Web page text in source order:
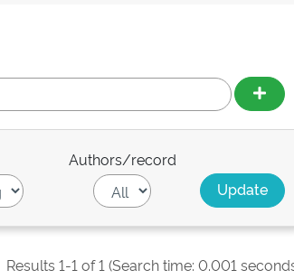
Authors/record
Results 1-1 of 1 (Search time: 0.001